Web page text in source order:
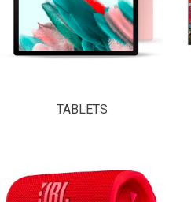
TABLETS